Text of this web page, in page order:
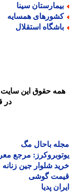
سینا
همسایه
استقلال
حقوق این سایت
در
باحال مگ
مرجع معرفی
شلوار جین زنانه
گوشی
پدیا